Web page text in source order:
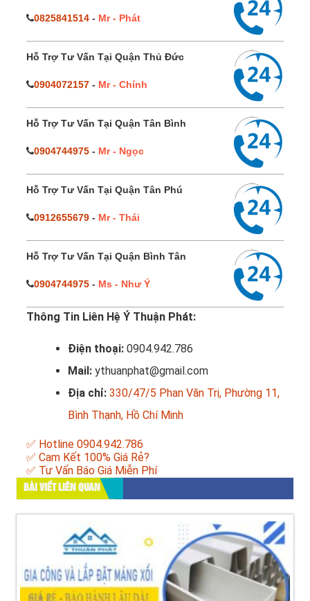
0825841514 - Mr - Phát
Hỗ Trợ Tư Vấn Tại Quận Thủ Đức
0904072157 - Mr - Chính
Hỗ Trợ Tư Vấn Tại Quận Tân Bình
0904744975 - Mr - Ngọc
Hỗ Trợ Tư Vấn Tại Quận Tân Phú
0912655679 - Mr - Thái
Hỗ Trợ Tư Vấn Tại Quận Bình Tân
0904744975 - Ms - Như Ý
Thông Tin Liên Hệ Ý Thuận Phát:
Điện thoại: 0904.942.786
Mail: ythuanphat@gmail.com
Địa chỉ: 330/47/5 Phan Văn Trị, Phường 11,
Bình Thạnh, Hồ Chí Minh
✅ Hotline 0904.942.786
✅ Cam Kết 100% Giá Rẻ?
✅ Tư Vấn Báo Giá Miễn Phí
BÀI VIẾT LIÊN QUAN